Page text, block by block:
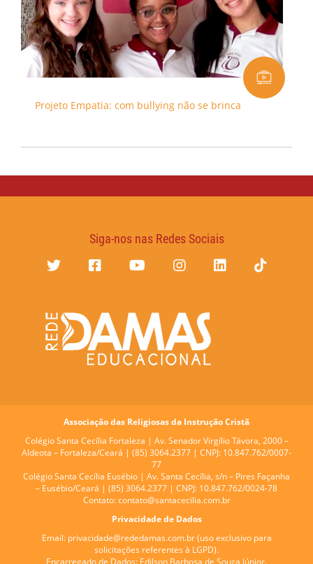
Projeto Empatia: com bullying não se brinca
Siga-nos nas Redes Sociais
Associação das Religiosas da Instrução Cristã
Colégio Santa Cecília Fortaleza | Av. Senador Virgílio Távora, 2000 –
Aldeota – Fortaleza/Ceará | (85) 3064.2377 | CNPJ: 10.847.762/0007-
77
Colégio Santa Cecília Eusébio | Av. Santa Cecília, s/n – Pires Façanha
– Eusébio/Ceará | (85) 3064.2377 | CNPJ: 10.847.762/0024-78
Contato: contato@santacecilia.com.br
Privacidade de Dados
Email: privacidade@rededamas.com.br(uso exclusivo para
solicitações referentes à LGPD).
Encarregado de Dados: Edilson Barbosa de Souza Júnior.